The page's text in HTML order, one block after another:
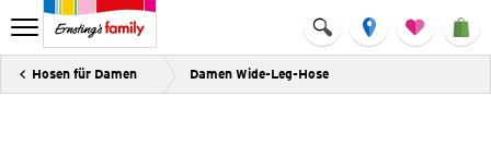
Hosen für Damen Damen Wide-Leg-Hose